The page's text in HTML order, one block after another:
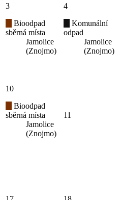
3
Bioodpad
sběrná místa
Jamolice
(Znojmo)
4
Komunální
odpad
Jamolice
(Znojmo)
10
Bioodpad
sběrná místa
Jamolice
(Znojmo)
11